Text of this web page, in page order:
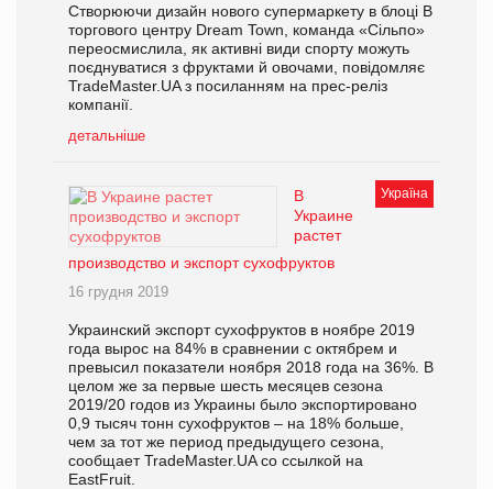
Створюючи дизайн нового супермаркету в блоці В
торгового центру Dream Town, команда «Сільпо»
переосмислила, як активні види спорту можуть
поєднуватися з фруктами й овочами, повідомляє
TradeMaster.UA з посиланням на прес-реліз
компанії.
детальніше
Україна
В
Украине
растет
производство и экспорт сухофруктов
16 грудня 2019
Украинский экспорт сухофруктов в ноябре 2019
года вырос на 84% в сравнении с октябрем и
превысил показатели ноября 2018 года на 36%. В
целом же за первые шесть месяцев сезона
2019/20 годов из Украины было экспортировано
0,9 тысяч тонн сухофруктов – на 18% больше,
чем за тот же период предыдущего сезона,
сообщает TradeMaster.UA со ссылкой на
EastFruit.